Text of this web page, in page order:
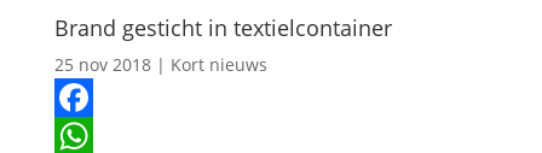
Brand gesticht in textielcontainer
25 nov 2018| Kort nieuws
Facebook